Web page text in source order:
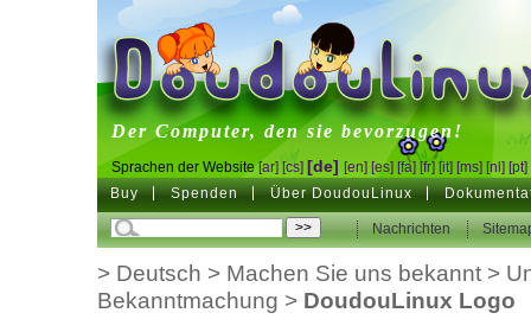
DoudouLinux
Der Computer, den sie bevorzugen!
Sprachen der Website [ar] [cs] [de] [en] [es] [fa] [fr] [it] [ms] [nl] [pt]
Buy Spenden Über DoudouLinux
Nachrichten
> Deutsch > Machen Sie uns bekannt>
Bekanntmachung > DoudouLinux Logo